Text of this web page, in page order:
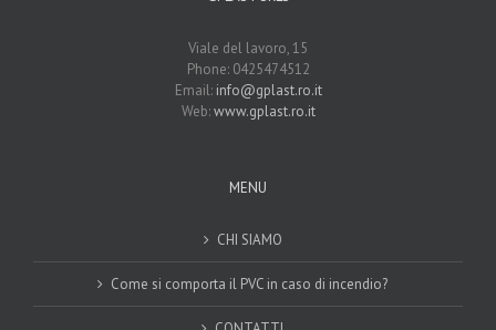
Viale del lavoro, 15
Phone: 0425474512
Email: info@gplast.ro.it
Web:www.gplast.ro.it
MENU
CHI SIAMO
Come si comporta il PVC in caso di incendio?